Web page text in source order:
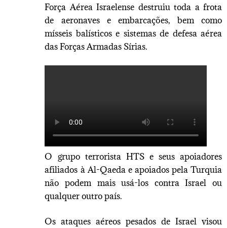
Força Aérea Israelense destruiu toda a frota
de aeronaves e embarcações, bem como
mísseis balísticos e sistemas de defesa aérea
das Forças Armadas Sírias.
O grupo terrorista HTS e seus apoiadores
afiliados à Al-Qaeda e apoiados pela Turquia
não podem mais usá-los contra Israel ou
qualquer outro país.
Os ataques aéreos pesados ​​de Israel visou